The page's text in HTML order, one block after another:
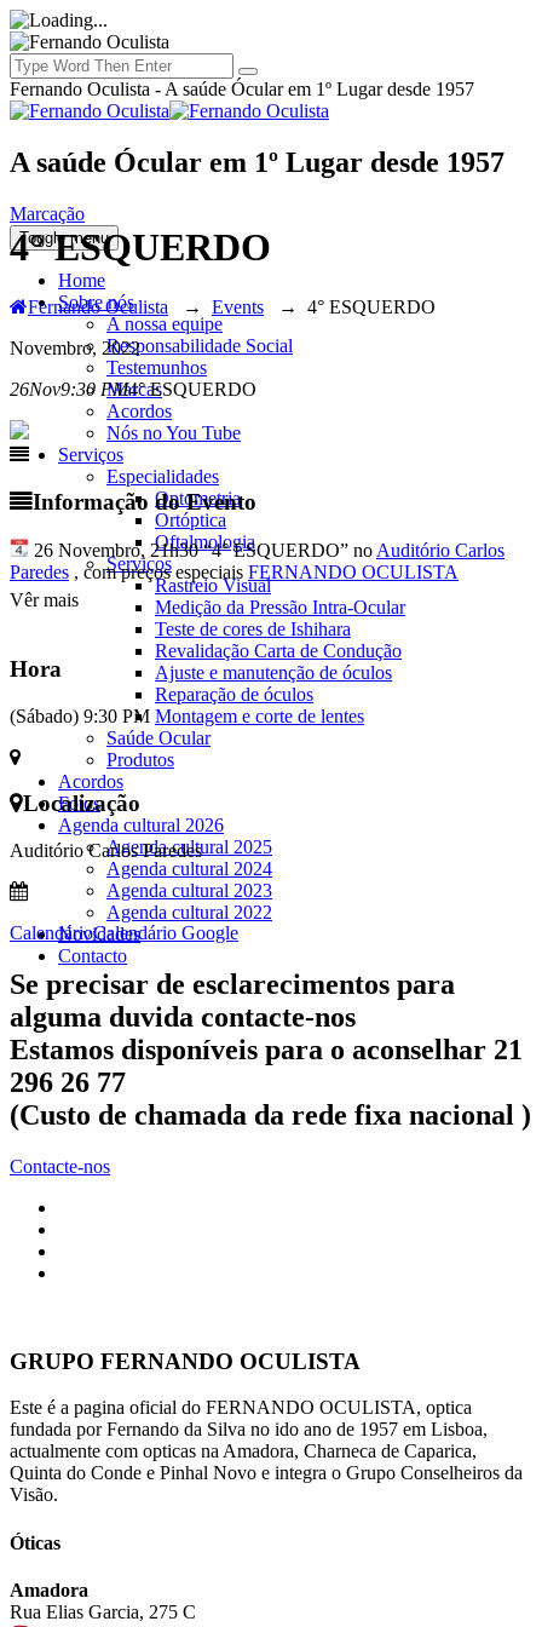
Fernando Oculista - A saúde Ócular em 1º Lugar desde 1957
A saúde Ócular em 1º Lugar desde 1957
Marcação
Toggle menu
Home
Sobre nós
A nossa equipe
Responsabilidade Social
Testemunhos
Marcas
Acordos
Nós no You Tube
Serviços
Especialidades
Optometria
Ortóptica
Oftalmologia
Serviços
Rastreio Visual
Medição da Pressão Intra-Ocular
Teste de cores de Ishihara
Revalidação Carta de Condução
Ajuste e manutenção de óculos
Reparação de óculos
Montagem e corte de lentes
Saúde Ocular
Produtos
Acordos
Fotos
Agenda cultural 2026
Agenda cultural 2025
Agenda cultural 2024
Agenda cultural 2023
Agenda cultural 2022
Novidades
Contacto
4° ESQUERDO
Fernando Oculista → Events → 4° ESQUERDO
Novembro, 2022
26Nov9:30 PM4° ESQUERDO
Informação do Evento
26 Novembro, 21h30 “4° ESQUERDO” no Auditório Carlos
Paredes , com preços especiais FERNANDO OCULISTA
Vêr mais
Hora
(Sábado) 9:30 PM
Localização
Auditório Carlos Paredes
CalendárioCalendário Google
Se precisar de esclarecimentos para
alguma duvida contacte-nos
Estamos disponíveis para o aconselhar 21
296 26 77
(Custo de chamada da rede fixa nacional )
Contacte-nos
GRUPO FERNANDO OCULISTA
Este é a pagina oficial do FERNANDO OCULISTA, optica
fundada por Fernando da Silva no ido ano de 1957 em Lisboa,
actualmente com opticas na Amadora, Charneca de Caparica,
Quinta do Conde e Pinhal Novo e integra o Grupo Conselheiros da
Visão.
Óticas
Amadora
Rua Elias Garcia, 275 C